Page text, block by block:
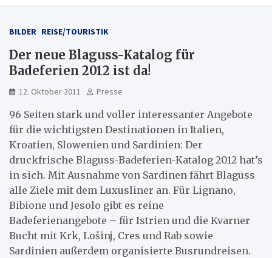
BILDER REISE/TOURISTIK
Der neue Blaguss-Katalog für
Badeferien 2012 ist da!
12. Oktober 2011 Presse
96 Seiten stark und voller interessanter Angebote
für die wichtigsten Destinationen in Italien,
Kroatien, Slowenien und Sardinien: Der
druckfrische Blaguss-Badeferien-Katalog 2012 hat’s
in sich. Mit Ausnahme von Sardinen fährt Blaguss
alle Ziele mit dem Luxusliner an. Für Lignano,
Bibione und Jesolo gibt es reine
Badeferienangebote – für Istrien und die Kvarner
Bucht mit Krk, Lošinj, Cres und Rab sowie
Sardinien außerdem organisierte Busrundreisen.